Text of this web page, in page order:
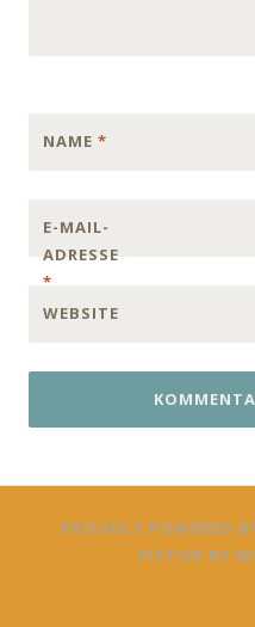
NAME *
E-MAIL-
ADRESSE
*
WEBSITE
PROUDLY POWERED
FICTIVE BY